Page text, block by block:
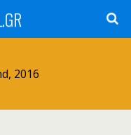
2016